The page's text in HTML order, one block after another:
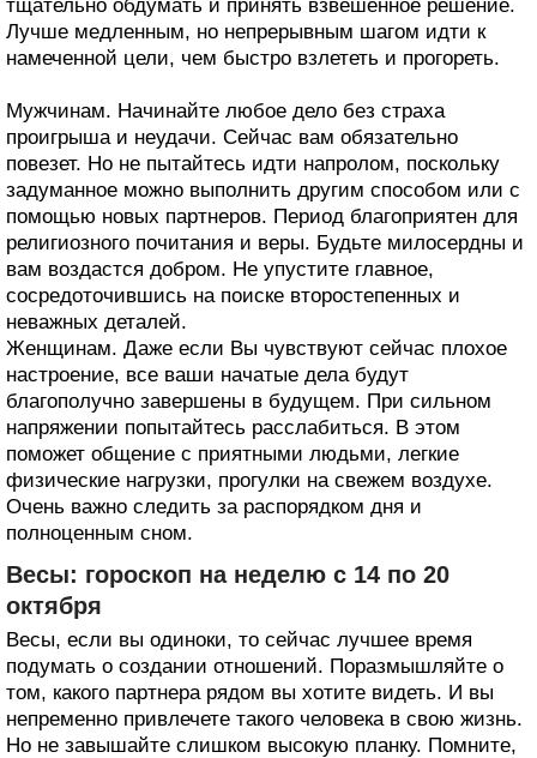
тщательно обдумать и принять взвешенное решение.
Лучше медленным, но непрерывным шагом идти к
намеченной цели, чем быстро взлететь и прогореть.
Мужчинам. Начинайте любое дело без страха
проигрыша и неудачи. Сейчас вам обязательно
повезет. Но не пытайтесь идти напролом, поскольку
задуманное можно выполнить другим способом или с
помощью новых партнеров. Период благоприятен для
религиозного почитания и веры. Будьте милосердны и
вам воздастся добром. Не упустите главное,
сосредоточившись на поиске второстепенных и
неважных деталей.
Женщинам. Даже если Вы чувствуют сейчас плохое
настроение, все ваши начатые дела будут
благополучно завершены в будущем. При сильном
напряжении попытайтесь расслабиться. В этом
поможет общение с приятными людьми, легкие
физические нагрузки, прогулки на свежем воздухе.
Очень важно следить за распорядком дня и
полноценным сном.
Весы: гороскоп на неделю с 14 по 20
октября
Весы, если вы одиноки, то сейчас лучшее время
подумать о создании отношений. Поразмышляйте о
том, какого партнера рядом вы хотите видеть. И вы
непременно привлечете такого человека в свою жизнь.
Но не завышайте слишком высокую планку. Помните,